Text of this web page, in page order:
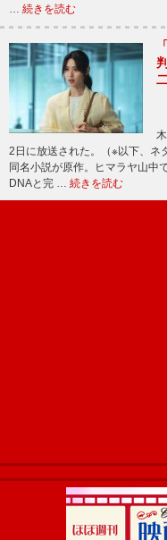
続きを読む
2日に放送された。（※以下、
同名小説が原作。ヒマラヤ山中
DNAと完 … 続きを読む